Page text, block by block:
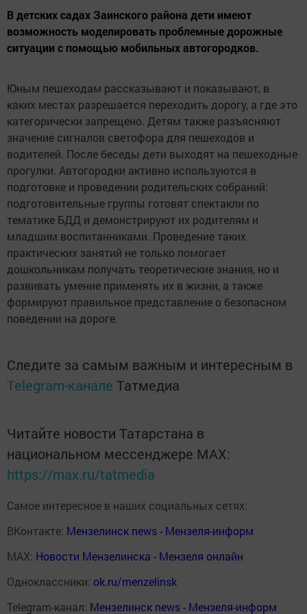
В детских садах Заинского района дети имеют
возможность моделировать проблемные дорожные
ситуации с помощью мобильных автогородков.
Юным пешеходам рассказывают и показывают, в
каких местах разрешается переходить дорогу, а где это
категорически запрещено. Детям также разъясняют
значение сигналов светофора для пешеходов и
водителей. После беседы дети выходят на пешеходные
прогулки. Автогородки активно используются в
подготовке и проведении родительских собраний:
подготовительные группы готовят спектакли по
тематике БДД и демонстрируют их родителям и
младшим воспитанниками. Проведение таких
практических занятий не только помогает
дошкольникам получать теоретические знания, но и
развивать умение применять их в жизни, а также
формируют правильное представление о безопасном
поведении на дороге.
Следите за самым важным и интересным в
Telegram-канале Татмедиа
Читайте новости Татарстана в
национальном мессенджере MАХ:
https://max.ru/tatmedia
Самое интересное в наших социальных сетях:
ВКонтакте: Мензелинск news - Мензеля-информ
MAX: Новости Мензелинска - Мензеля онлайн
Одноклассники: ok.ru/menzelinsk
Telegram-канал: Мензелинск news - Мензеля-информ